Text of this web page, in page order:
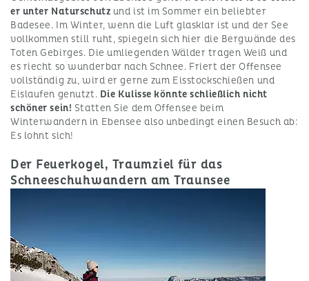
er unter Naturschutz und ist im Sommer ein beliebter
Badesee. Im Winter, wenn die Luft glasklar ist und der See
vollkommen still ruht, spiegeln sich hier die Bergwände des
Toten Gebirges. Die umliegenden Wälder tragen Weiß und
es riecht so wunderbar nach Schnee. Friert der Offensee
vollständig zu, wird er gerne zum Eisstockschießen und
Eislaufen genutzt. Die Kulisse könnte schließlich nicht
schöner sein! Statten Sie dem Offensee beim
Winterwandern in Ebensee also unbedingt einen Besuch ab:
Es lohnt sich!
Der Feuerkogel, Traumziel für das
Schneeschuhwandern am Traunsee